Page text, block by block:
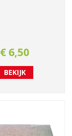
€ 6,50
BEKIJK